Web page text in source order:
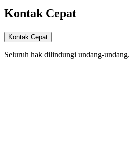
Kontak Cepat
Kontak Cepat
Seluruh hak dilindungi undang-undang.